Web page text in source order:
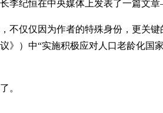
长李纪恒在中央媒体上发表了一篇文
不仅仅因为作者的特殊身份，更关
》）中“实施积极应对人口老龄化国
。